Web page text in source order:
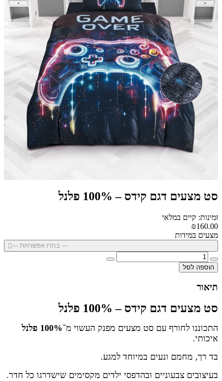
סט מצעים דגם קידס – 100% פלנל
זמינות: קיים במלאי
₪160.00
מצעים במידות
--- בחרו אפשרויות ---
הוספה לסל
תיאור
סט מצעים דגם קידס – 100% פלנל
התכוננו לחורף עם סט מצעים מפנק העשוי מ־100% פלנל
איכותי.
בד רך, מחמם ונעים במיוחד למגע.
בעיצובים צבעוניים ובהדפסי ילדים מקסימים שישדרגו כל חדר.